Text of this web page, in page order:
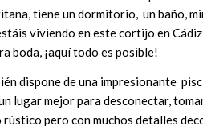
tiene un dormitorio, un baño,
viviendo en este cortijo en
boda, ¡aquí todo es posible!
dispone de una impresionante
lugar mejor para desconectar,
pero con muchos detalles